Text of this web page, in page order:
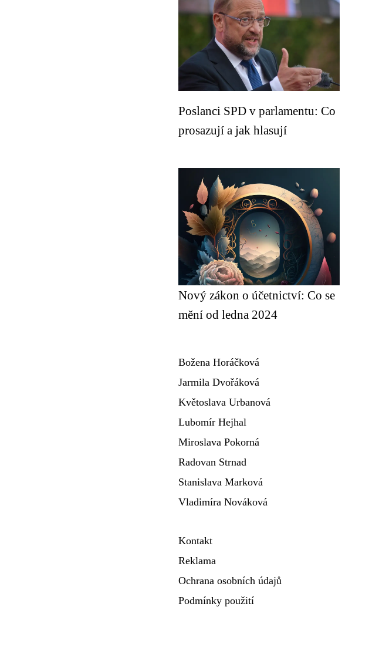
Poslanci SPD v parlamentu: Co
prosazují a jak hlasují
Nový zákon o účetnictví: Co se
mění od ledna 2024
Božena Horáčková
Jarmila Dvořáková
Květoslava Urbanová
Lubomír Hejhal
Miroslava Pokorná
Radovan Strnad
Stanislava Marková
Vladimíra Nováková
Kontakt
Reklama
Ochrana osobních údajů
Podmínky použití